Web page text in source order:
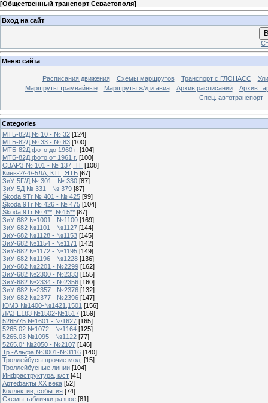
[Общественный транспорт Севастополя]
Вход на сайт
Меню сайта
Расписания движения Схемы маршрутов Транспорт с ГЛОНАСС
Маршруты трамвайные
Маршруты ж/д и авиа Архив расписаний
Архив
Спец. автотранспорт
Categories
МТБ-82Д № 10 - № 32 [124]
МТБ-82Д № 33 - № 83 [100]
МТБ-82Д фото до 1960 г. [104]
МТБ-82Д фото от 1961 г. [100]
СВАРЗ № 101 - № 137, ТГ [108]
Киев-2/-4/-5ЛА, КТГ, ЯТБ [67]
ЗиУ-5Г/Д № 301 - № 330 [87]
ЗиУ-5Д № 331 - № 379 [87]
Škoda 9Tr № 401 - № 425 [99]
Škoda 9Tr № 426 - № 475 [104]
Škoda 9Tr № 4**, №15** [87]
ЗиУ-682 №1001 - №1100 [169]
ЗиУ-682 №1101 - №1127 [144]
ЗиУ-682 №1128 - №1153 [145]
ЗиУ-682 №1154 - №1171 [142]
ЗиУ-682 №1172 - №1195 [149]
ЗиУ-682 №1196 - №1228 [136]
ЗиУ-682 №2201 - №2299 [162]
ЗиУ-682 №2300 - №2333 [155]
ЗиУ-682 №2334 - №2356 [160]
ЗиУ-682 №2357 - №2376 [132]
ЗиУ-682 №2377 - №2396 [147]
ЮМЗ №1400-№1421,1501 [156]
ЛАЗ Е183 №1502-№1517 [159]
5265/75 №1601 - №1627 [165]
5265.02 №1072 - №1164 [125]
5265.03 №1095 - №1122 [77]
5265.0* №2050 - №2107 [146]
Тр.-Альфа №3001-№3116 [140]
Троллейбусы прочие мод. [15]
Троллейбусные линии [104]
Инфраструктура, к/ст [41]
Артефакты ХХ века [52]
Коллектив, события [74]
Схемы,таблички,разное [81]